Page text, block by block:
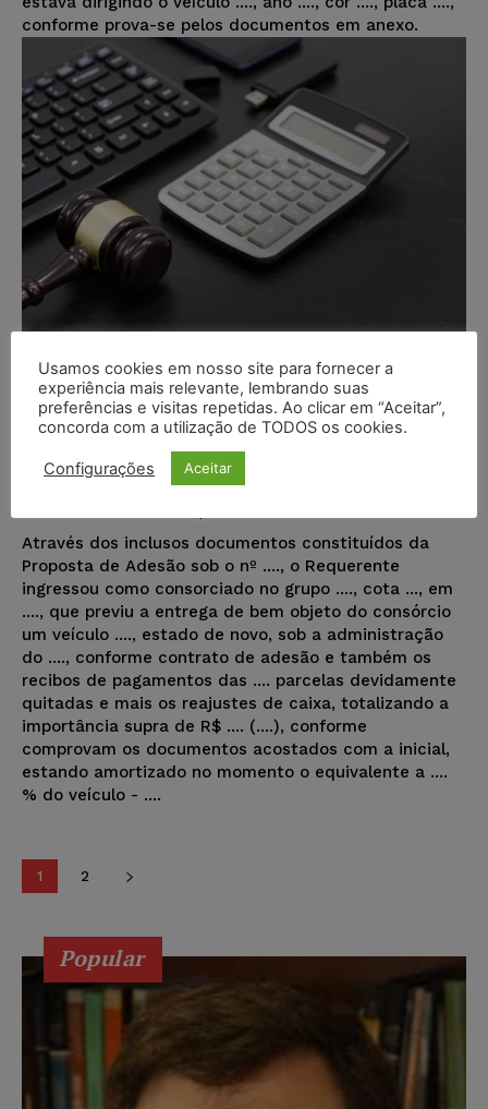
conforme prova-se pelos documentos em anexo.
Modelo de Petição – Ação de
Cobrança de Obrigação
Confirmada por Sentença –
Consórcio
Através dos inclusos documentos constituídos da
Proposta de Adesão sob o nº ...., o Requerente
ingressou como consorciado no grupo ...., cota ..., em
...., que previu a entrega de bem objeto do consórcio
um veículo ...., estado de novo, sob a administração
do ...., conforme contrato de adesão e também os
recibos de pagamentos das .... parcelas devidamente
quitadas e mais os reajustes de caixa, totalizando a
importância supra de R$ .... (....), conforme
comprovam os documentos acostados com a inicial,
estando amortizado no momento o equivalente a ....
% do veículo - ....
1 2
Popular
Usamos cookies em nosso site para fornecer a
experiência mais relevante, lembrando suas
preferências e visitas repetidas. Ao clicar em “Aceitar”,
concorda com a utilização de TODOS os cookies.
Configurações Aceitar